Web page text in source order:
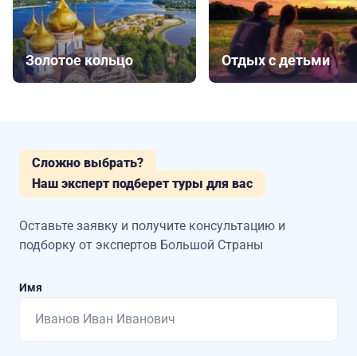
Золотое кольцо Отдых с детьми
Сложно выбрать?
Наш эксперт подберет туры для вас
Оставьте заявку и получите консультацию и
подборку от экспертов Большой Страны
Имя